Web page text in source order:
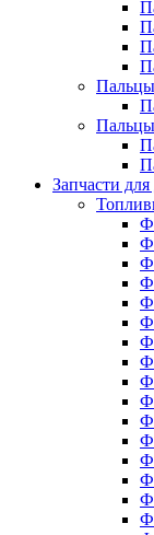
Пальцы
Пальцы
Запчасти